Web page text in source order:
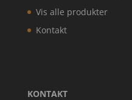
Vis alle produkter
Kontakt
KONTAKT